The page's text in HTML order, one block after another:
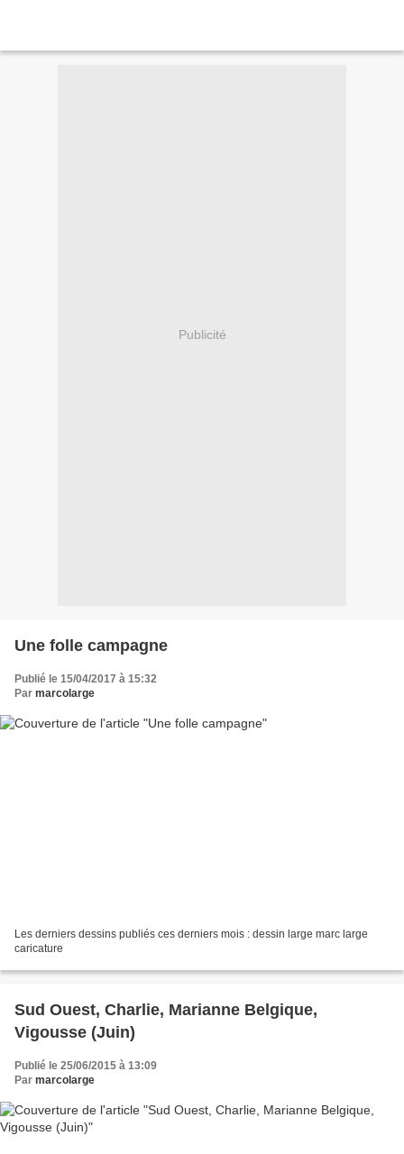
Publicité
Une folle campagne
Publié le 15/04/2017 à 15:32
Par marcolarge
Les derniers dessins publiés ces derniers mois : dessin large marc large
caricature
Sud Ouest, Charlie, Marianne Belgique,
Vigousse (Juin)
Publié le 25/06/2015 à 13:09
Par marcolarge